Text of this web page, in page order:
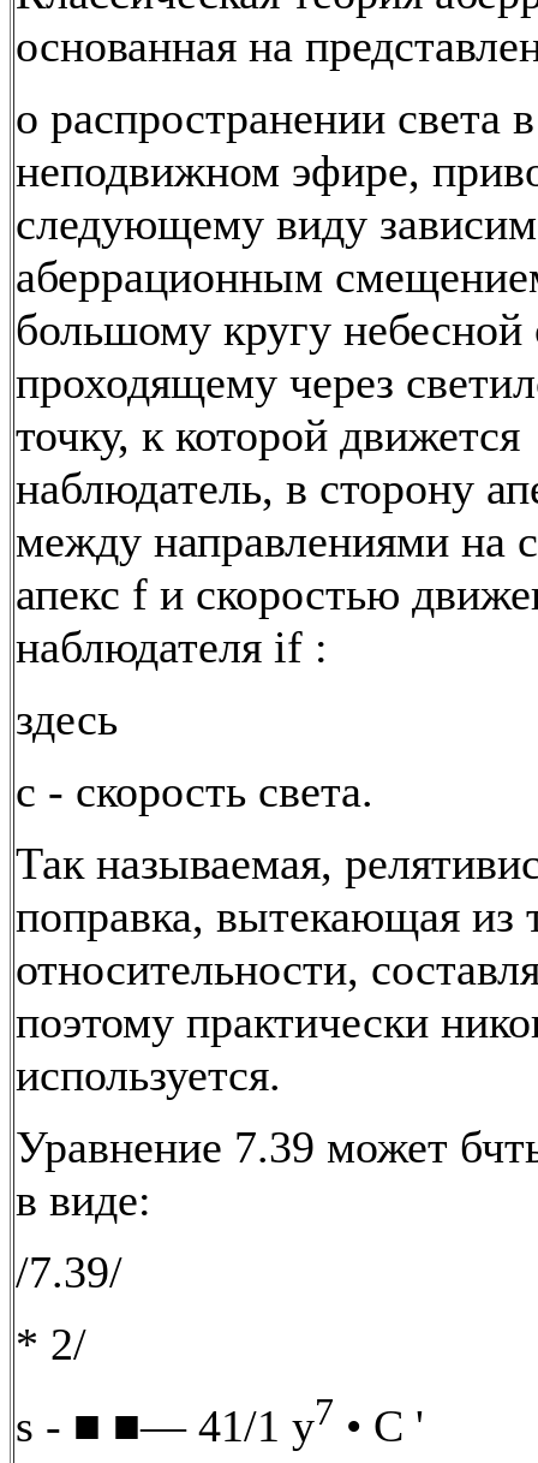
основанная на
о распространении света в
неподвижном эфире,
следующему виду
аберрационным
большому кругу небесной
проходящему через
точку, к которой движется
наблюдатель, в сторону
между направлениями на
апекс f и скоростью
наблюдателя if :
здесь
с - скорость света.
Так называемая,
поправка, вытекающая из
относительности,
поэтому практически
используется.
Уравнение 7.39 может
в виде:
/7.39/
* 2/
s - ■ ■— 41/1 у7 • С '